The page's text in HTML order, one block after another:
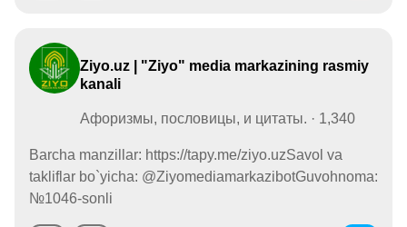
Ziyo.uz | "Ziyo" media markazining rasmiy
kanali
Афоризмы, пословицы, и цитаты. · 1,340
Barcha manzillar: https://tapy.me/ziyo.uzSavol va
takliflar bo`yicha: @ZiyomediamarkazibotGuvohnoma:
№1046-sonli